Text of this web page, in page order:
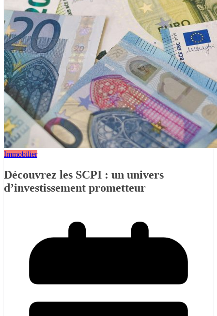
Immobilier
Découvrez les SCPI : un univers
d’investissement prometteur